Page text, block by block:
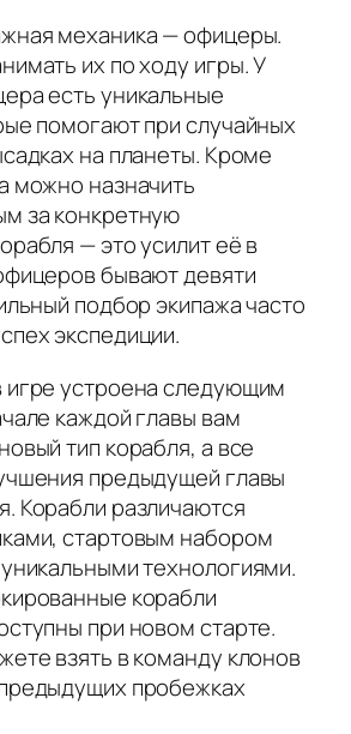
механика — офицеры.
их по ходу игры. У
есть уникальные
помогают при случайных
на планеты. Кроме
можно назначить
за конкретную
— это усилит её в
бывают девяти
подбор экипажа часто
экспедиции.
игре устроена следующим
каждой главы вам
тип корабля, а все
предыдущей главы
Корабли различаются
стартовым набором
технологиями.
корабли
при новом старте.
взять в команду клонов
пробежках